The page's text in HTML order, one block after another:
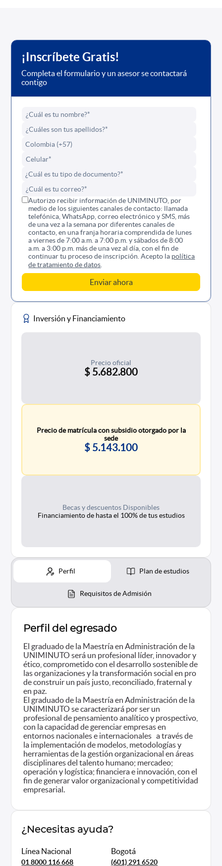
¡Inscríbete Gratis!
Completa el formulario y un asesor se contactará
contigo
Autorizo recibir información de UNIMINUTO, por
medio de los siguientes canales de contacto: llamada
telefónica, WhatsApp, correo electrónico y SMS, más
de una vez a la semana por diferentes canales de
contacto, en una franja horaria comprendida de lunes
a viernes de 7:00 a.m. a 7:00 p.m. y sábados de 8:00
a.m. a 3:00 p.m. más de una vez al día, con el fin de
continuar tu proceso de inscripción. Acepto la política
de tratamiento de datos
Inversión y Financiamiento
Precio oficial
$ 5.682.800
Precio de matrícula con subsidio otorgado por la
sede
$ 5.143.100
Becas y descuentos Disponibles
Financiamiento de hasta el 100% de tus estudios
Perfil Plan de estudios
Requisitos de Admisión
Perfil del egresado
El graduado de la Maestría en Administración de la
UNIMINUTO será un profesional líder, innovador y
ético, comprometido con el desarrollo sostenible de
las organizaciones y la transformación social en pro
de construir un país justo, reconciliado, fraternal y
en paz.
El graduado de la Maestría en Administración de la
UNIMINUTO se caracterizará por ser un
profesional de pensamiento analítico y prospectivo,
con la capacidad de gerenciar empresas en
entornos nacionales e internacionales a través de
la implementación de modelos, metodologías y
herramientas de la gestión organizacional en áreas
disciplinares del talento humano; mercadeo;
operación y logística; financiera e innovación, con el
fin de generar valor organizacional y competitividad
empresarial.
¿Necesitas ayuda?
Línea Nacional
01 8000 116 668
Bogotá
(601) 291 6520